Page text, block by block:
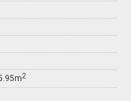
2